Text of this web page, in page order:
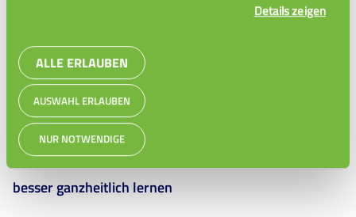
Details zeigen
ALLE ERLAUBEN
AUSWAHL ERLAUBEN
NUR NOTWENDIGE
besser ganzheitlich lernen